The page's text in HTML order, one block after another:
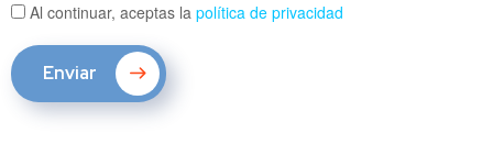
Al continuar, aceptas la política de privacidad
Enviar